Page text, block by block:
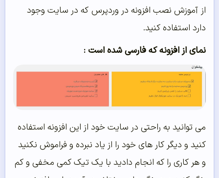
از آموزش نصب افزونه در وردپرس که در سایت وجود
دارد استفاده کنید.
نمای از افزونه که فارسی شده است :
می توانید به راحتی در سایت خود از این افزونه استفاده
کنید و دیگر کار های خود را از یاد نبرده و فراموش نکنید
و هر کاری را که انجام دادید با یک تیک کمی مخفی و کم